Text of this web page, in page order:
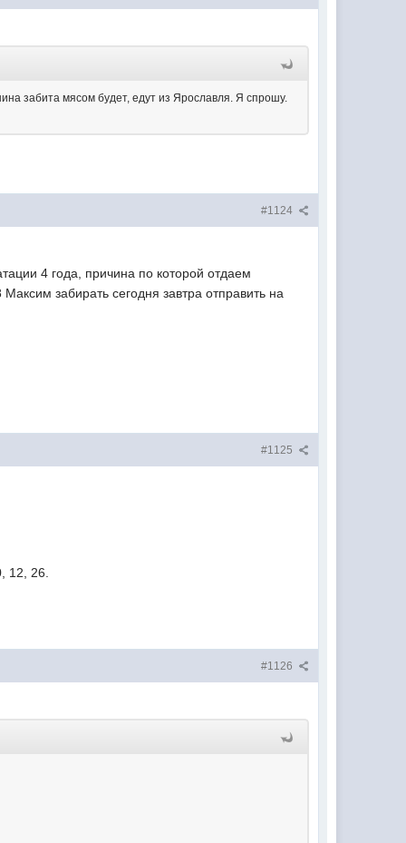
забита мясом будет, едут из Ярославля. Я спрошу.
#1124
4 года, причина по которой отдаем
забирать сегодня завтра отправить на
#1125
12, 26.
#1126